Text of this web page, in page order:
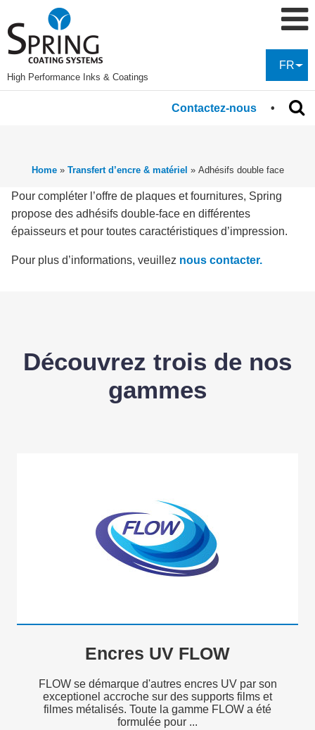
High Performance Inks & Coatings
FR
Contactez-nous
Home» Transfert d’encre & matériel » Adhésifs double face
Pour compléter l’offre de plaques et fournitures, Spring
propose des adhésifs double-face en différentes
épaisseurs et pour toutes caractéristiques d’impression.
Pour plus d’informations, veuillez nous contacter.
Découvrez trois de nos
gammes
Encres UV FLOW
FLOW se démarque d'autres encres UV par son
exceptionel accroche sur des supports films et
filmes métalisés. Toute la gamme FLOW a été
formulée pour ...